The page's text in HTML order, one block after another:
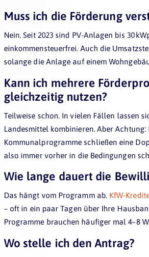
Muss ich die Förderung
Nein. Seit 2023 sind PV-Anlagen bis 30
einkommensteuerfrei. Auch die
solange die Anlage auf einem
Kann ich mehrere
gleichzeitig nutzen?
Teilweise schon. In vielen Fällen lassen
Landesmittel kombinieren. Aber Achtung:
Kommunalprogramme schließen eine
also immer vorher in die Bedingungen
Wie lange dauert die
Das hängt vom Programm ab. KfW-
– oft in ein paar Tagen über Ihre
Programme brauchen häufiger mal 4–8
Wo stelle ich den Antrag?